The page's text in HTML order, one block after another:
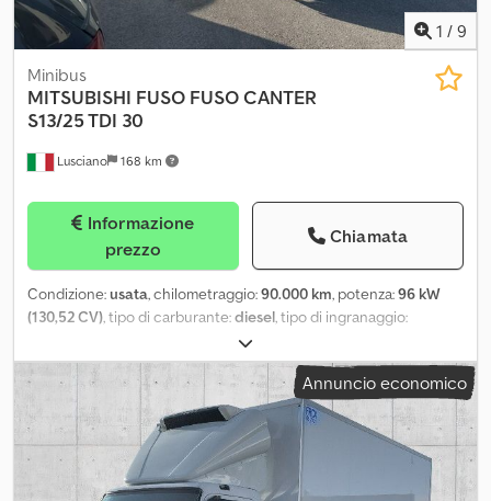
Aoa Per ulteriori informazioni, contatti Tobias Ebert.
1 / 9
Lusciano 168 km
Minibus
MITSUBISHI FUSO FUSO CANTER
S13/25 TDI 30
prezzo
Chiamata
Condizione:usata, chilometraggio:90.000 km, potenza:96 kW
(130,52 CV), tipo di carburante:diesel, tipo di ingranaggio:
, prima immatricolazione:
Euro 6, colore:bianco, numero di posti:2, Anno di produzione:
2019 , Annuncio economico